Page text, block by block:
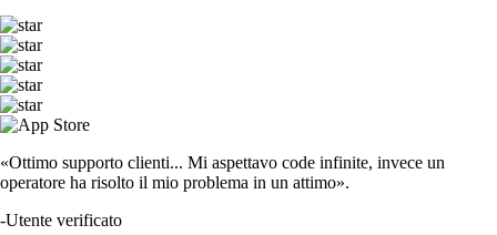
«Ottimo supporto clienti... Mi aspettavo code infinite, invece un
operatore ha risolto il mio problema in un attimo».
-Utente verificato